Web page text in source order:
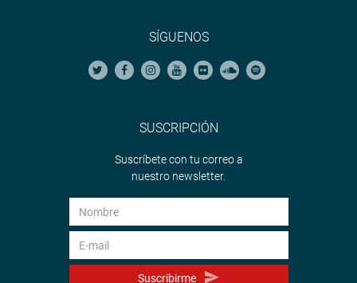
SÍGUENOS
SUSCRIPCIÓN
Suscríbete con tu correo a
nuestro newsletter.
Suscribirme